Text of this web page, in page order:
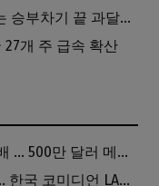
손흥민, 5경기 연속골 실패…LAFC는 승부차기 끝 과달라하라 격파
개 주 급속 확산
연방 당국, LA 한인 간호사 지명수배 … 500만 달러 메디캐어 사기, 선고 직전 한국 도주
“170달러 냈는데 공연 내내 불편” … 한국 코미디언 LA공연, 음향 불량에 외모 비하 개그 논란